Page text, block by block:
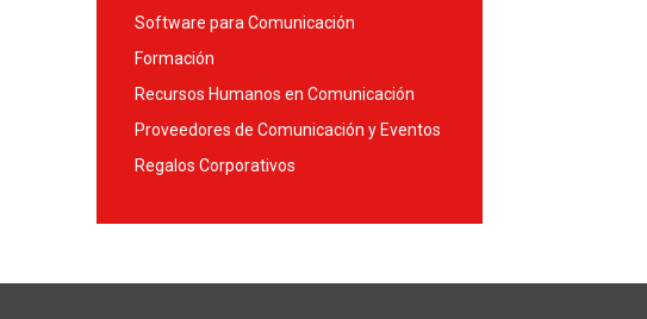
Software para Comunicación
Formación
Recursos Humanos en Comunicación
Proveedores de Comunicación y Eventos
Regalos Corporativos